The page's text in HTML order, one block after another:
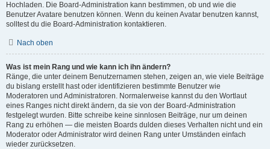
Hochladen. Die Board-Administration kann bestimmen, ob und wie die
Benutzer Avatare benutzen können. Wenn du keinen Avatar benutzen kannst,
solltest du die Board-Administration kontaktieren.
Nach oben
Was ist mein Rang und wie kann ich ihn ändern?
Ränge, die unter deinem Benutzernamen stehen, zeigen an, wie viele Beiträge
du bislang erstellt hast oder identifizieren bestimmte Benutzer wie
Moderatoren und Administratoren. Normalerweise kannst du den Wortlaut
eines Ranges nicht direkt ändern, da sie von der Board-Administration
festgelegt wurden. Bitte schreibe keine sinnlosen Beiträge, nur um deinen
Rang zu erhöhen — die meisten Boards dulden dieses Verhalten nicht und ein
Moderator oder Administrator wird deinen Rang unter Umständen einfach
wieder zurücksetzen.